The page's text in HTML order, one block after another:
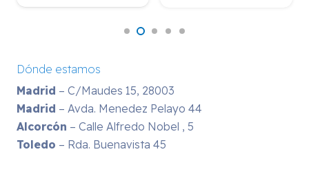
Dónde estamos
Madrid – C/Maudes 15, 28003
Madrid – Avda. Menedez Pelayo 44
Alcorcón – Calle Alfredo Nobel , 5
Toledo – Rda. Buenavista 45